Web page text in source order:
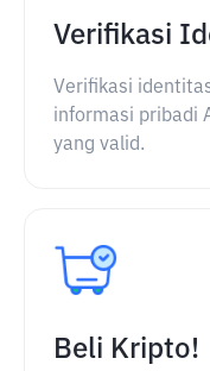
Verifikasi
Verifikasi
informasi pribadi
yang valid.
Beli Kripto!